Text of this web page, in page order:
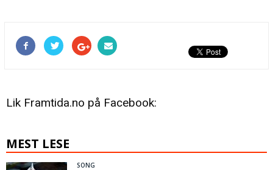
Lik Framtida.no på Facebook:
MEST LESE
SONG